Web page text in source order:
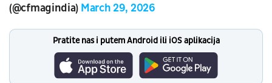
(@cfmagindia) March 29, 2026
Pratite nas i putem Android ili iOS aplikacija